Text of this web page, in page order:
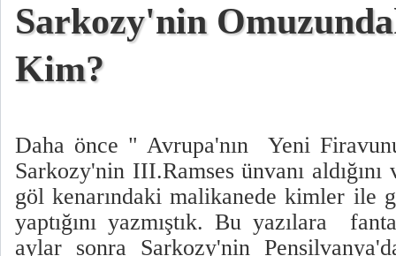
Sarkozy'nin
Kim?
Daha önce " Avrupa'nın Yeni
Sarkozy'nin III.Ramses ünvanı
göl kenarındaki malikanede kimler ile
yaptığını yazmıştık. Bu yazılara
aylar sonra Sarkozy'nin